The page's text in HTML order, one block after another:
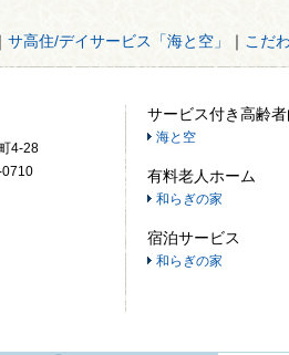
｜ サ高住/デイサービス「海と空」 ｜ こだ
4-28
0710
サービス付き高齢
海と空
有料老人ホーム
和らぎの家
宿泊サービス
和らぎの家